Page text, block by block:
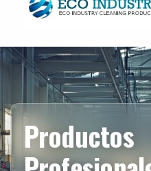
Productos